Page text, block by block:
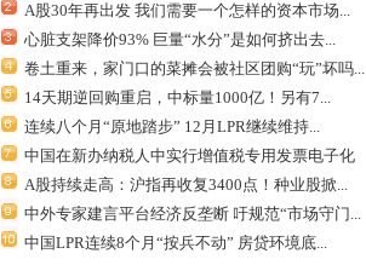
A股30年再出发 我们需要一个怎样的资本市场...
心脏支架降价93% 巨量“水分”是如何挤出去...
卷土重来，家门口的菜摊会被社区团购“玩”坏吗...
14天期逆回购重启，中标量1000亿！另有7...
连续八个月“原地踏步” 12月LPR继续维持...
中国在新办纳税人中实行增值税专用发票电子化
A股持续走高：沪指再收复3400点！种业股掀...
中外专家建言平台经济反垄断 吁规范“市场守门...
中国LPR连续8个月“按兵不动” 房贷环境底...